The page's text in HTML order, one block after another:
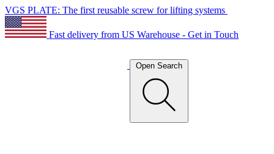
VGS PLATE: The first reusable screw for lifting systems
Fast delivery from US Warehouse - Get in Touch
Open Search